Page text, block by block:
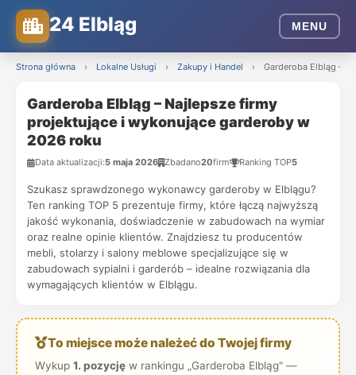
24 Elbląg MENU
Strona główna › Lokalne Usługi › Zakupy i Handel › Garderoba Elbląg –
Garderoba Elbląg – Najlepsze firmy
projektujące i wykonujące garderoby w
2026 roku
Data aktualizacji:5 maja 2026 Zbadano20firm Ranking TOP5
Szukasz sprawdzonego wykonawcy garderoby w Elblągu?
Ten ranking TOP 5 prezentuje firmy, które łączą najwyższą
jakość wykonania, doświadczenie w zabudowach na wymiar
oraz realne opinie klientów. Znajdziesz tu producentów
mebli, stolarzy i salony meblowe specjalizujące się w
zabudowach sypialni i garderób – idealne rozwiązania dla
wymagających klientów w Elblągu.
To miejsce może należeć do Twojej firmy
Wykup 1. pozycjęw rankingu „Garderoba Elbląg" —